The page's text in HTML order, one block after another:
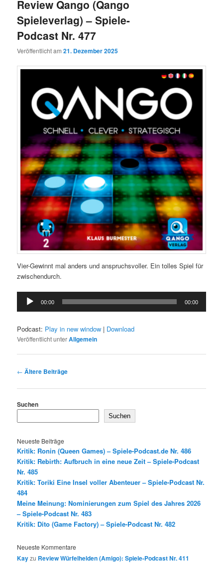
Review Qango (Qango
Spieleverlag) – Spiele-
Podcast Nr. 477
Veröffentlicht am21. Dezember 2025
Vier-Gewinnt mal anders und anspruchsvoller. Ein tolles Spiel für
zwischendurch.
Audio-
Player
00:00 00:00
Podcast: Play in new window | Download
Veröffentlicht unterAllgemein
Beitragsnavigation
← Ältere Beiträge
Suchen
Suchen
Neueste Beiträge
Kritik: Ronin (Queen Games) – Spiele-Podcast.de Nr. 486
Kritik: Rebirth: Aufbruch in eine neue Zeit – Spiele-Podcast
Nr. 485
Kritik: Toriki Eine Insel voller Abenteuer – Spiele-Podcast Nr.
484
Meine Meinung: Nominierungen zum Spiel des Jahres 2026
– Spiele-Podcast Nr. 483
Kritik: Dito (Game Factory) – Spiele-Podcast Nr. 482
Neueste Kommentare
Kayzu Review Würfelhelden (Amigo): Spiele-Podcast Nr. 411